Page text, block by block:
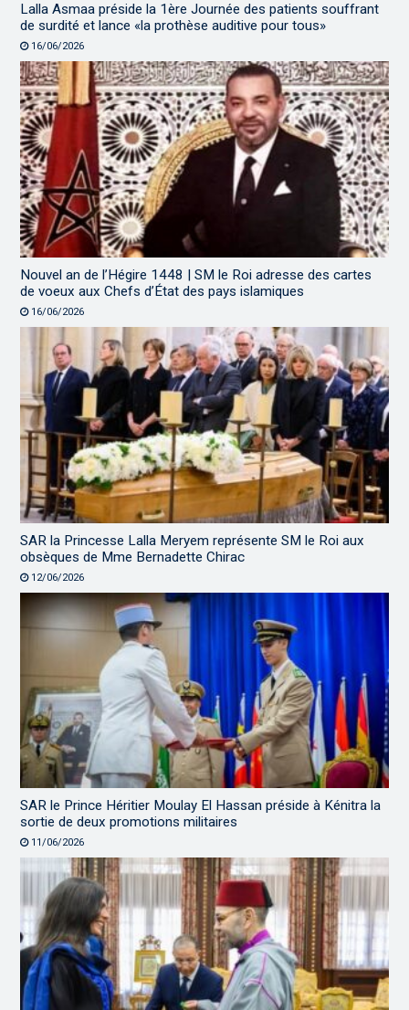
Lalla Asmaa préside la 1ère Journée des patients souffrant
de surdité et lance «la prothèse auditive pour tous»
16/06/2026
Nouvel an de l’Hégire 1448 | SM le Roi adresse des cartes
de voeux aux Chefs d’État des pays islamiques
16/06/2026
SAR la Princesse Lalla Meryem représente SM le Roi aux
obsèques de Mme Bernadette Chirac
12/06/2026
SAR le Prince Héritier Moulay El Hassan préside à Kénitra la
sortie de deux promotions militaires
11/06/2026